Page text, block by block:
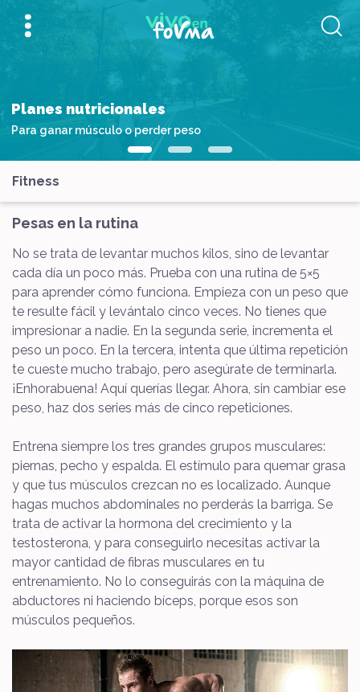
Planes nutricionales
Para ganar músculo o perder peso
Fitness
Pesas en la rutina
No se trata de levantar muchos kilos, sino de levantar
cada día un poco más. Prueba con una rutina de 5×5
para aprender cómo funciona. Empieza con un peso que
te resulte fácil y levántalo cinco veces. No tienes que
impresionar a nadie. En la segunda serie, incrementa el
peso un poco. En la tercera, intenta que última repetición
te cueste mucho trabajo, pero asegúrate de terminarla.
¡Enhorabuena! Aquí querías llegar. Ahora, sin cambiar ese
peso, haz dos series más de cinco repeticiones.
Entrena siempre los tres grandes grupos musculares:
piernas, pecho y espalda. El estímulo para quemar grasa
y que tus músculos crezcan no es localizado. Aunque
hagas muchos abdominales no perderás la barriga. Se
trata de activar la hormona del crecimiento y la
testosterona, y para conseguirlo necesitas activar la
mayor cantidad de fibras musculares en tu
entrenamiento. No lo conseguirás con la máquina de
abductores ni haciendo bíceps, porque esos son
músculos pequeños.